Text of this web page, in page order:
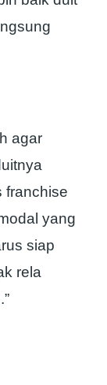
agar
franchise
yang
siap
rela